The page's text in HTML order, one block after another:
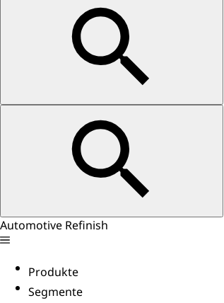
Automotive Refinish
Produkte
Segmente